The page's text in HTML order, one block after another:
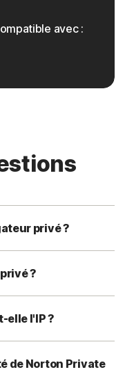
avec :
privé ?
?
elle l'IP ?
de Norton Private